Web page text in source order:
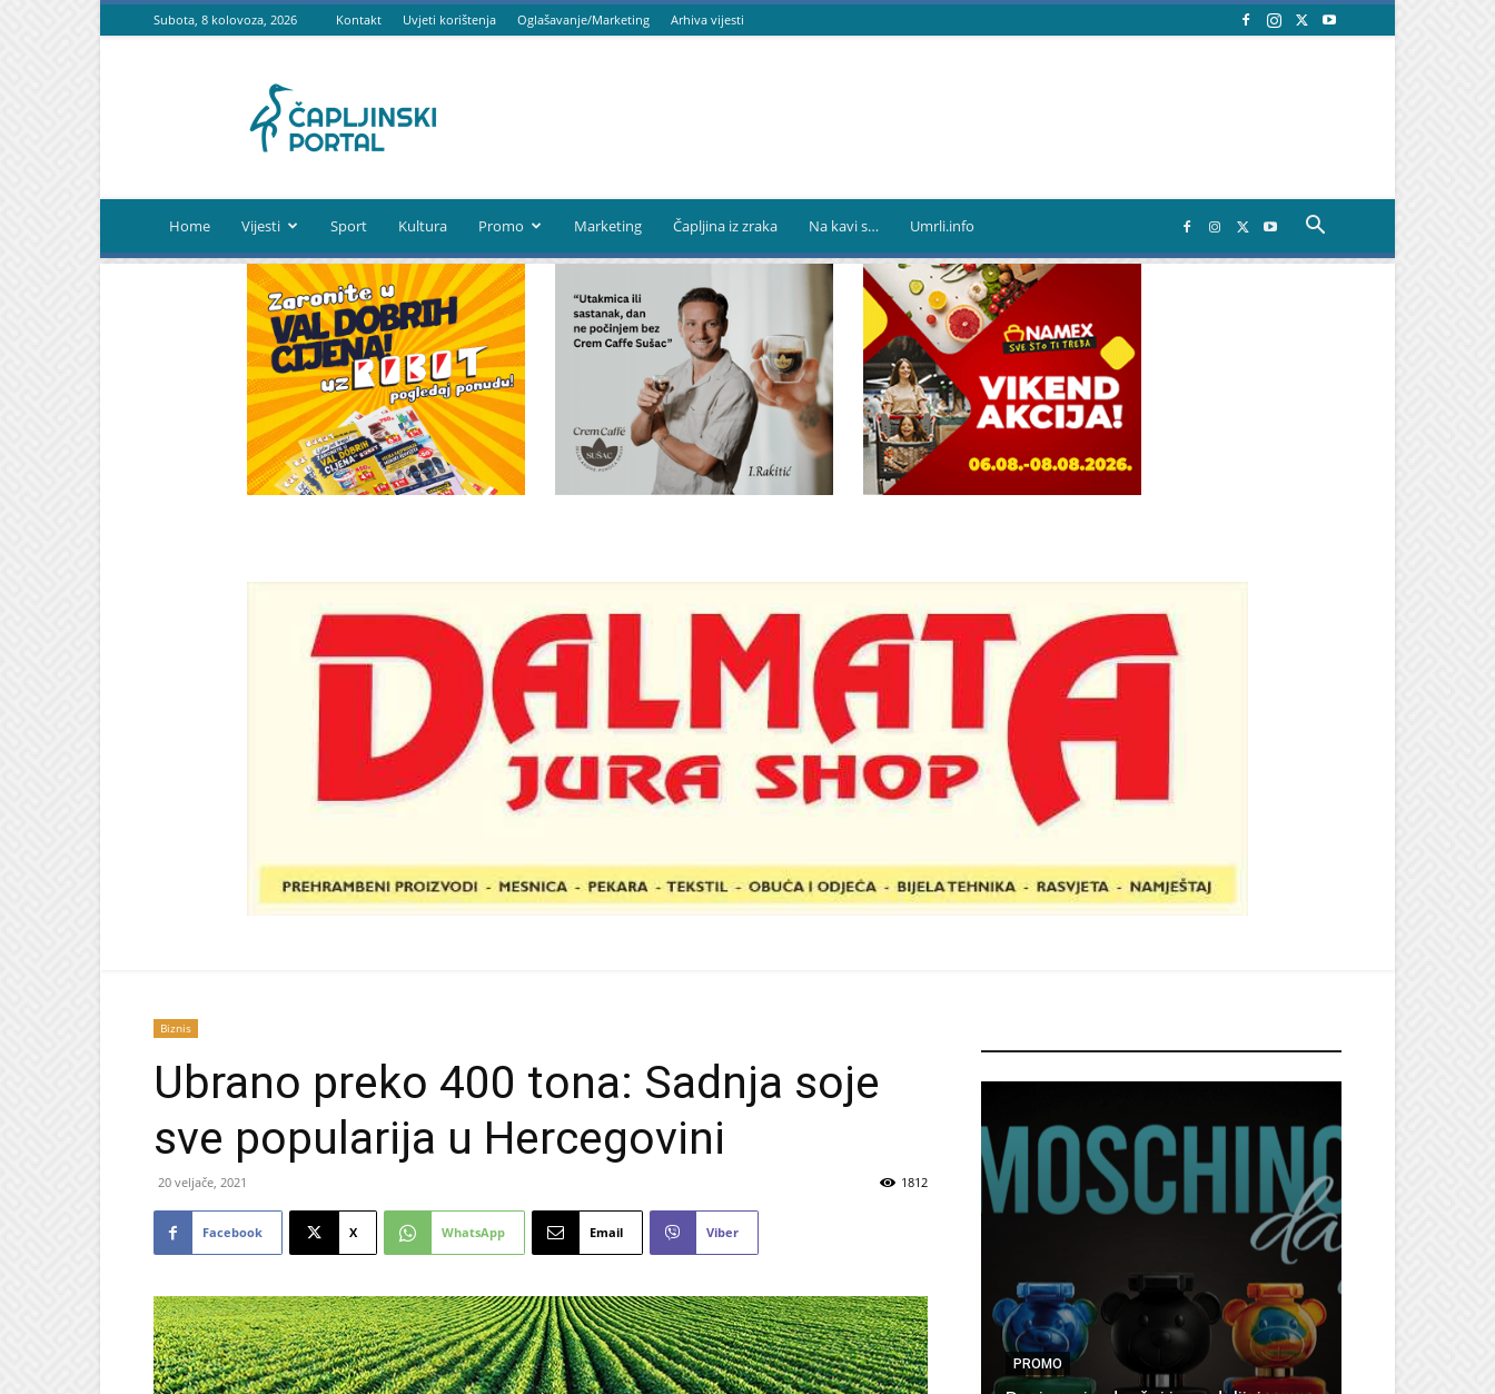
Subota, 8 kolovoza, 2026 Kontakt Uvjeti korištenja Oglašavanje/Marketing Arhiva vijesti
portal
Home Vijesti Sport Kultura Promo Marketing Čapljina iz zraka Na kavi s… Umrli.info
Biznis
Ubrano preko 400 tona: Sadnja soje
sve popularija u Hercegovini
20 veljače, 2021 1812
Facebook X WhatsApp Email Viber
PROMO